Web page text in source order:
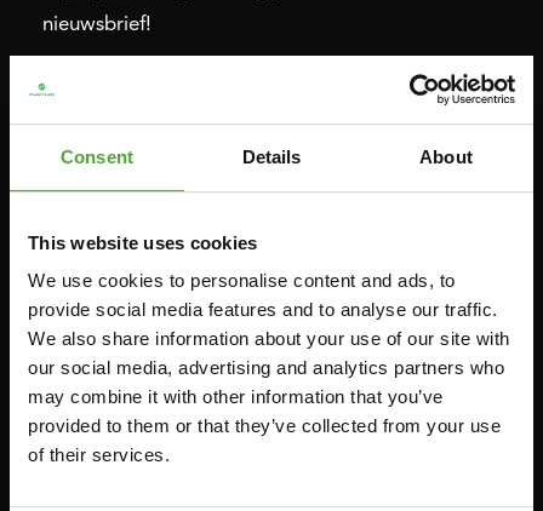
Consent Details About
This website uses cookies
We use cookies to personalise content and ads, to
provide social media features and to analyse our traffic.
We also share information about your use of our site with
our social media, advertising and analytics partners who
may combine it with other information that you’ve
provided to them or that they’ve collected from your use
of their services.
nieuwsbrief!
Cardio
HOMETRAINERS
CROSSTRAINERS
SPRINTER BIKES
ROEITRAINERS
POWER TOWERS
VLAKKE BANKEN
KRACHT STATIONS
SMITH MACHINES
PULLEY STATIONS
VERSTELBARE BANKEN
RACKS